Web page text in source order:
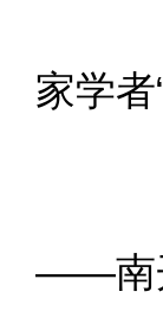
家学
——南